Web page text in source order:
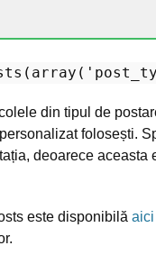
( array (
din tipul de
folosești.
deoarece
este disponibilă aici